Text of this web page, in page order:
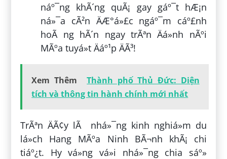
náº¯ng khÃ´ng quÃ¡ gay gáº¯t hÆ¡n
ná»¯a cÃ²n ÄÆ°á»£c ngáº¯m cáº£nh
hoÃ ng hÃ´n ngay trÃªn Äá»nh nÃºi
MÃºa tuyá»t Äáº¹p ÄÃ³!
Xem Thêm
Thành phố Thủ Đức: Diện
tích và thông tin hành chính mới nhất
TrÃªn ÄÃ¢y lÃ nhá»¯ng kinh nghiá»m du
lá»ch Hang MÃºa Ninh BÃ¬nh khÃ¡ chi
tiáº¿t. Hy vá»ng vá»i nhá»¯ng chia sáº»